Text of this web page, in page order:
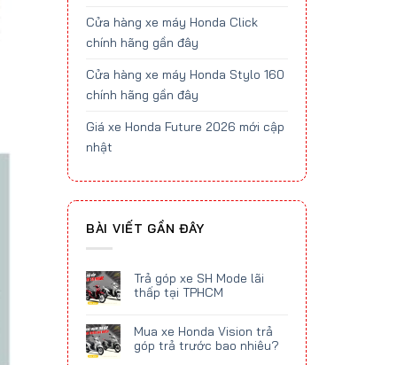
Cửa hàng xe máy Honda Click
chính hãng gần đây
Cửa hàng xe máy Honda Stylo 160
chính hãng gần đây
Giá xe Honda Future 2026 mới cập
nhật
BÀI VIẾT GẦN ĐÂY
Trả góp xe SH Mode lãi
thấp tại TPHCM
Mua xe Honda Vision trả
góp trả trước bao nhiêu?